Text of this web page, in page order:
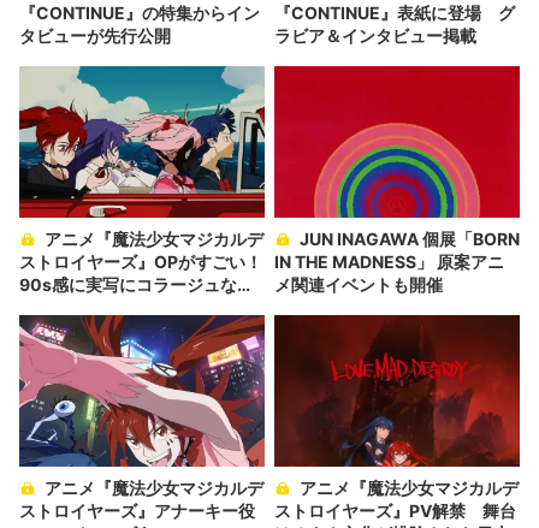
『CONTINUE』の特集からイン
タビューが先行公開
『CONTINUE』表紙に登場 グ
ラビア＆インタビュー掲載
ストロイヤーズ』OPがすごい！
90s感に実写にコラージュなん
IN THE MADNESS」 原案アニ
メ関連イベントも開催
ストロイヤーズ』アナーキー役
ストロイヤーズ』PV解禁 舞台